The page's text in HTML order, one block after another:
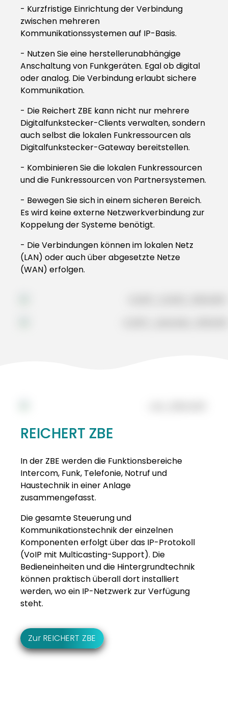
- Kurzfristige Einrichtung der Verbindung
zwischen mehreren
Kommunikationssystemen auf IP-Basis.
- Nutzen Sie eine herstellerunabhängige
Anschaltung von Funkgeräten. Egal ob digital
oder analog. Die Verbindung erlaubt sichere
Kommunikation.
- Die Reichert ZBE kann nicht nur mehrere
Digitalfunkstecker-Clients verwalten, sondern
auch selbst die lokalen Funkressourcen als
Digitalfunkstecker-Gateway bereitstellen.
- Kombinieren Sie die lokalen Funkressourcen
und die Funkressourcen von Partnersystemen.
- Bewegen Sie sich in einem sicheren Bereich.
Es wird keine externe Netzwerkverbindung zur
Koppelung der Systeme benötigt.
- Die Verbindungen können im lokalen Netz
(LAN) oder auch über abgesetzte Netze
(WAN) erfolgen.
REICHERT ZBE
In der ZBE werden die Funktionsbereiche
Intercom, Funk, Telefonie, Notruf und
Haustechnik in einer Anlage
zusammengefasst.
Die gesamte Steuerung und
Kommunikationstechnik der einzelnen
Komponenten erfolgt über das IP-Protokoll
(VoIP mit Multicasting-Support). Die
Bedieneinheiten und die Hintergrundtechnik
können praktisch überall dort installiert
werden, wo ein IP-Netzwerk zur Verfügung
steht.
Zur REICHERT ZBE